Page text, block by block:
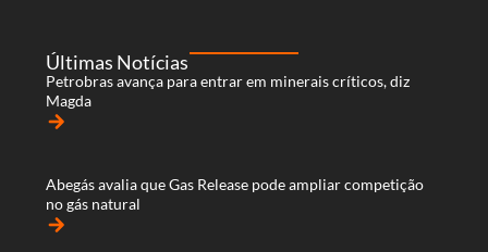
Últimas Notícias
Petrobras avança para entrar em minerais críticos, diz
Magda
arrow_forward
Abegás avalia que Gas Release pode ampliar competição
no gás natural
arrow_forward